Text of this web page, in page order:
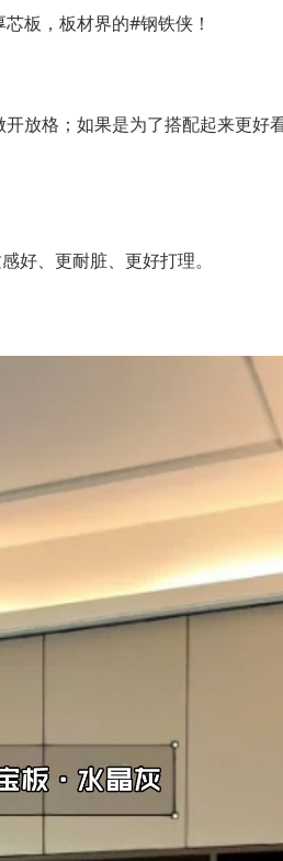
芯板，板材界的#钢铁侠！
放格；如果是为了搭配起来更好
好、更耐脏、更好打理。